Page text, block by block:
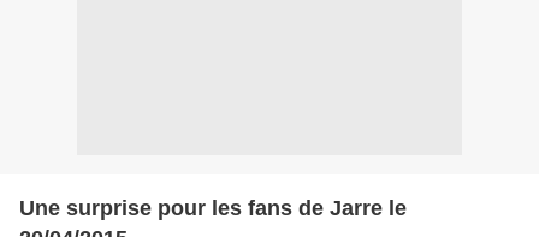
Une surprise pour les fans de Jarre le